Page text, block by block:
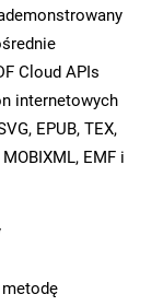
Cloud APIs
internetowych
EPUB, TEX,
MOBIXML, EMF i